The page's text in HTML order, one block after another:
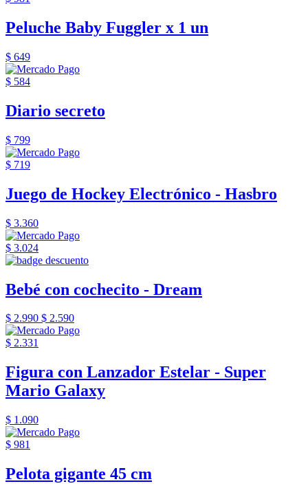
Peluche Baby Fuggler x 1 un
$ 649
$ 584
Diario secreto
$ 799
$ 719
Juego de Hockey Electrónico - Hasbro
$ 3.360
$ 3.024
Bebé con cochecito - Dream
$ 2.990 $ 2.590
$ 2.331
Figura con Lanzador Estelar - Super
Mario Galaxy
$ 1.090
$ 981
Pelota gigante 45 cm